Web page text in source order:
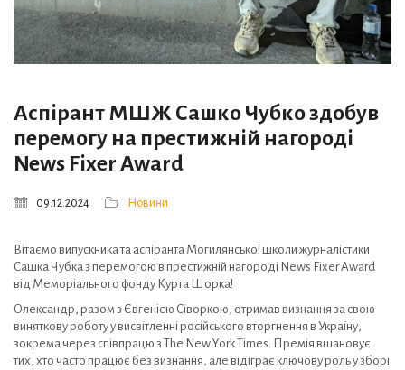
Аспірант МШЖ Сашко Чубко здобув
перемогу на престижній нагороді
News Fixer Award
09.12.2024 Новини
Вітаємо випускника та аспіранта Могилянської школи журналістики
Сашка Чубка з перемогою в престижній нагороді News Fixer Award
від Меморіального фонду Курта Шорка!
Олександр, разом з Євгенією Сіворкою, отримав визнання за свою
виняткову роботу у висвітленні російського вторгнення в Україну,
зокрема через співпрацю з The New York Times. Премія вшановує
тих, хто часто працює без визнання, але відіграє ключову роль у зборі